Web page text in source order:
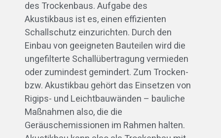
des Trockenbaus. Aufgabe des
Akustikbaus ist es, einen effizienten
Schallschutz einzurichten. Durch den
Einbau von geeigneten Bauteilen wird die
ungefilterte Schallübertragung vermieden
oder zumindest gemindert. Zum Trocken-
bzw. Akustikbau gehört das Einsetzen von
Rigips- und Leichtbauwänden – bauliche
Maßnahmen also, die die
Geräuschemissionen im Rahmen halten.